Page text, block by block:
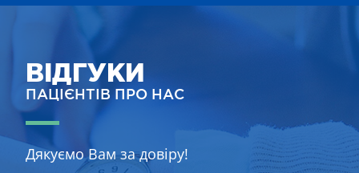
ВІДГУКИ
ПАЦІЄНТІВ ПРО НАС
Дякуємо Вам за довіру!